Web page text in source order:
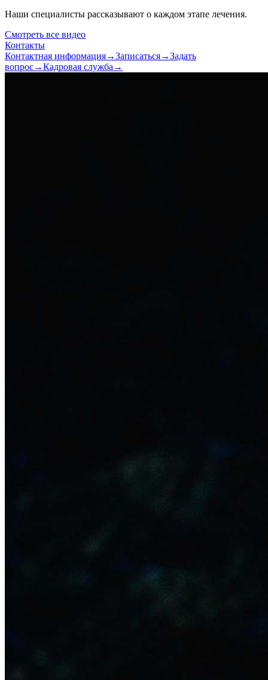
Наши специалисты рассказывают о каждом этапе лечения.
Смотреть все видео
Контакты
Контактная информация→Записаться→Задать
вопрос→Кадровая служба →